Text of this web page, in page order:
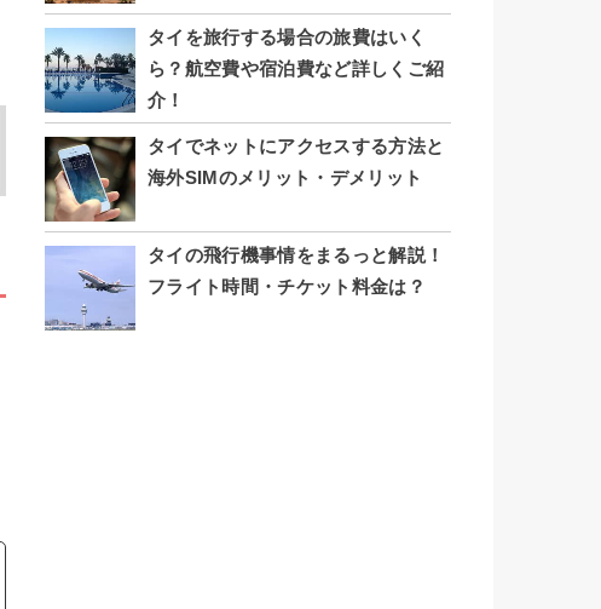
タイを旅行する場合の旅費はいく
ら？航空費や宿泊費など詳しくご紹
介！
タイでネットにアクセスする方法と
海外SIMのメリット・デメリット
タイの飛行機事情をまるっと解説！
フライト時間・チケット料金は？